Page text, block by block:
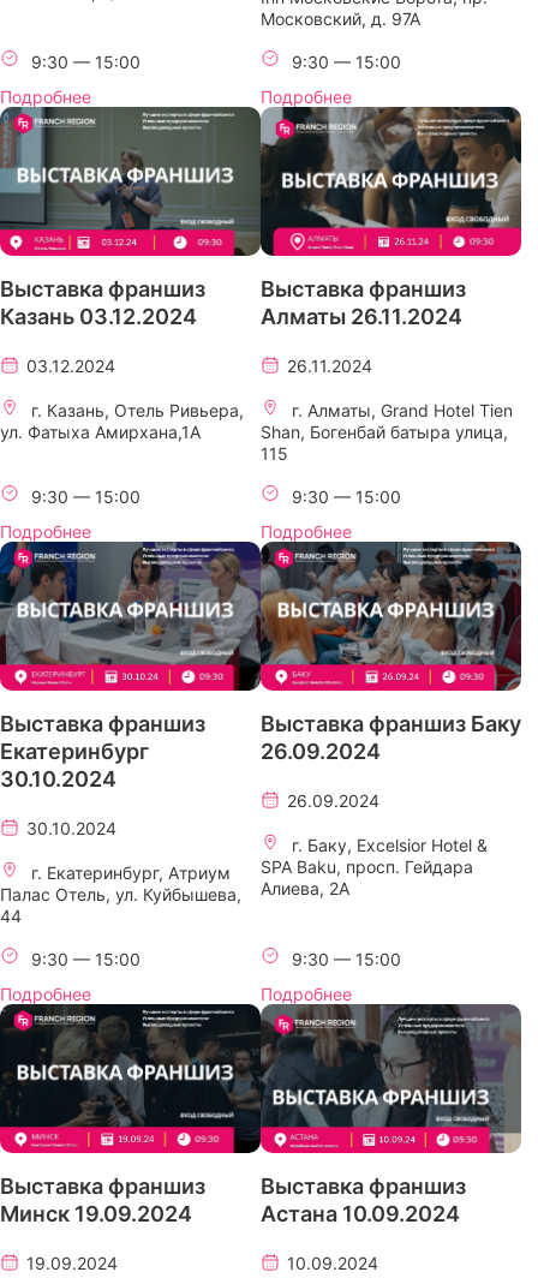
9:30 — 15:00
Подробнее
Московский, д. 97А
9:30 — 15:00
Подробнее
Выставка франшиз
Казань 03.12.2024
03.12.2024
г. Казань, Отель Ривьера,
ул. Фатыха Амирхана,1А
9:30 — 15:00
Подробнее
Выставка франшиз
Алматы 26.11.2024
26.11.2024
г. Алматы, Grand Hotel Tien
Shan, Богенбай батыра улица,
115
9:30 — 15:00
Подробнее
Выставка франшиз
Екатеринбург
30.10.2024
30.10.2024
г. Екатеринбург, Атриум
Палас Отель, ул. Куйбышева,
44
9:30 — 15:00
Подробнее
Выставка франшиз Баку
26.09.2024
26.09.2024
г. Баку, Excelsior Hotel &
SPA Baku, просп. Гейдара
Алиева, 2A
9:30 — 15:00
Подробнее
Выставка франшиз
Минск 19.09.2024
19.09.2024
Выставка франшиз
Астана 10.09.2024
10.09.2024